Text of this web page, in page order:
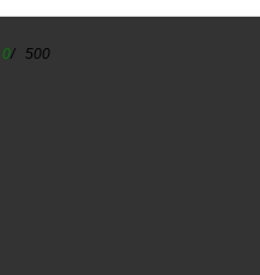
0/ 500